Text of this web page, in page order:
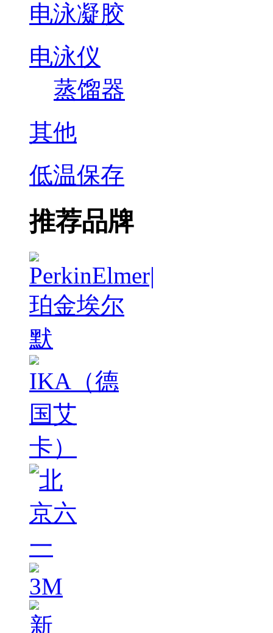
电泳凝胶
电泳仪
蒸馏器
其他
低温保存
推荐品牌